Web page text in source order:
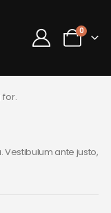
0
Vestibulum ante justo,